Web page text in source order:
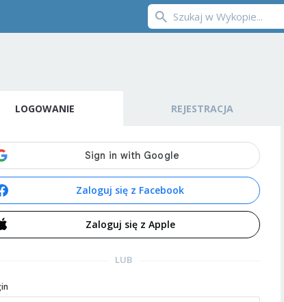
LOGOWANIE REJESTRACJA
Zaloguj się z Facebook
Zaloguj się z Apple
LUB